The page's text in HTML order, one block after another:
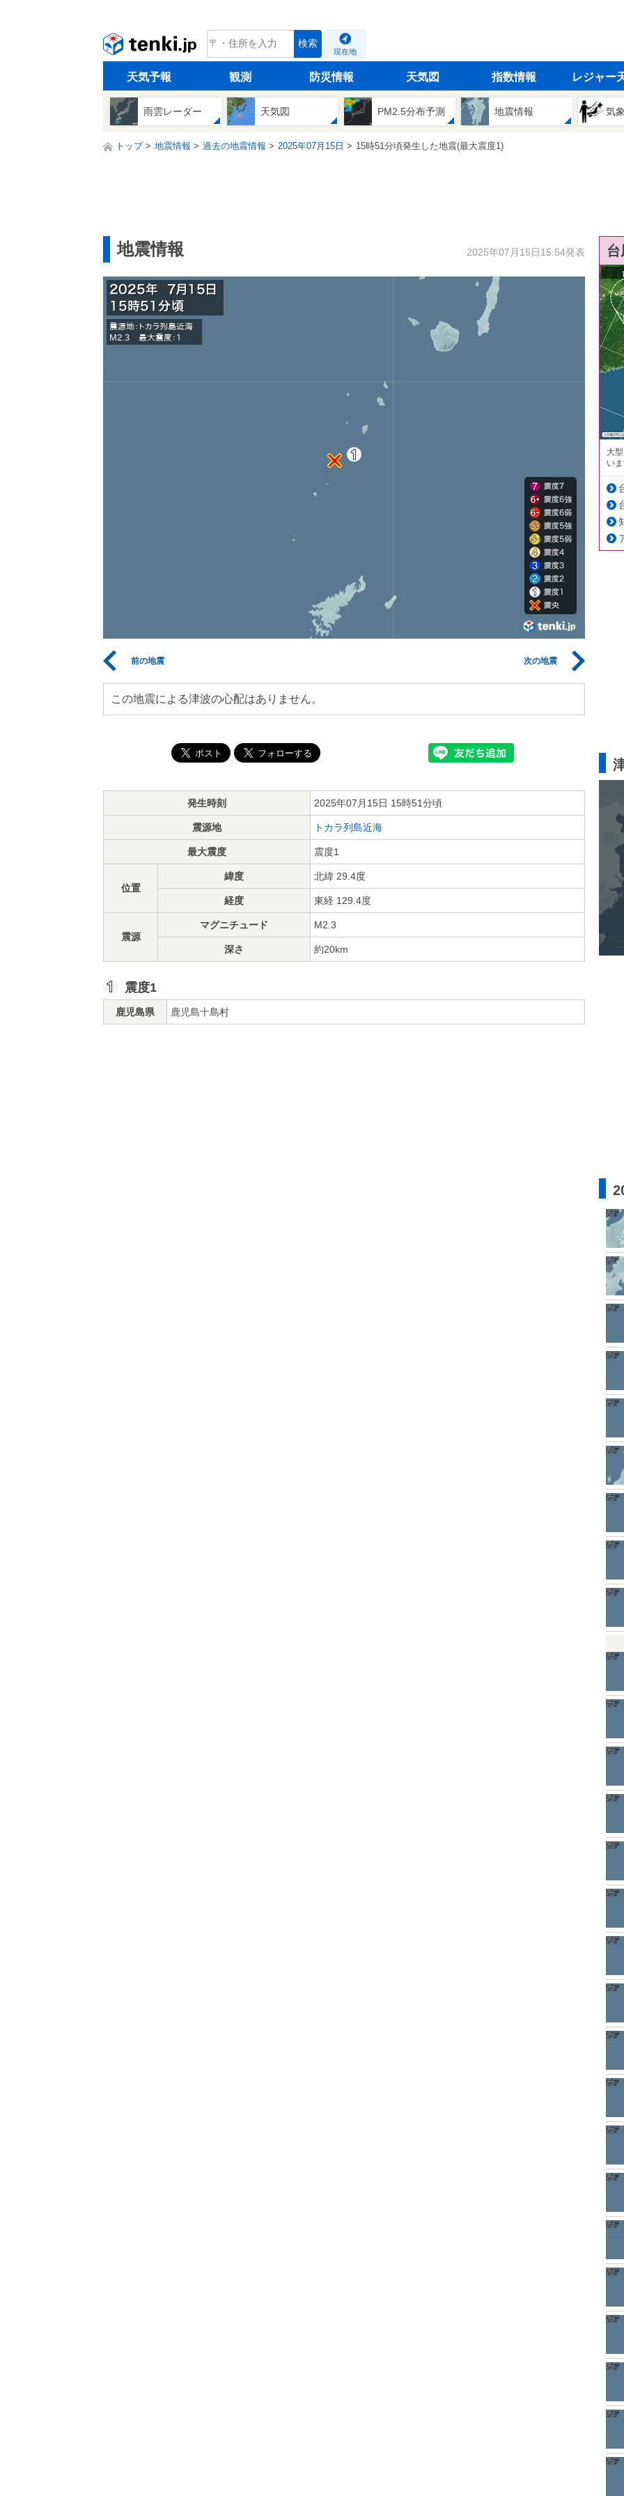
tenki.jp 検索
現在地
天気予報 観測 防災情報 天気図 指数情報 レジャー
雨雲レーダー 天気図 PM2.5分布予測 地震情報 気
トップ 地震情報 過去の地震情報 2025年07月15日 15時51分頃発生した地震(最大震度1)
地震情報 2025年07月15日15:54発表
前の地震 次の地震
この地震による津波の心配はありません。
発生時刻 2025年07月15日 15時51分頃
震源地 トカラ列島近海
最大震度 震度1
位置
緯度 北緯 29.4度
経度 東経 129.4度
震源
マグニチュード M2.3
深さ 約20km
震度1
鹿児島県 鹿児島十島村
大
い